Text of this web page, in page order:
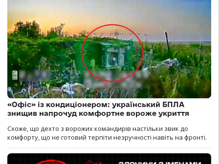
«Офіс» із кондиціонером: український БПЛА
знищив напрочуд комфортне вороже укриття
Схоже, що дехто з ворожих командирів настільки звик до
комфорту, що не готовий терпіти незручності навіть на фронті.